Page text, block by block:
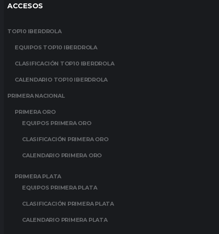
ACCESOS
TOP10 IBERDROLA
EQUIPOS TOP10 IBERDROLA
CLASIFICACIÓN TOP10 IBERDROLA
CALENDARIO TOP10 IBERDROLA
PRIMERA NACIONAL
PRIMERA ORO
EQUIPOS PRIMERA ORO
CLASIFICACIÓN PRIMERA ORO
CALENDARIO PRIMERA ORO
PRIMERA PLATA
EQUIPOS PRIMERA PLATA
CLASIFICACIÓN PRIMERA PLATA
CALENDARIO PRIMERA PLATA